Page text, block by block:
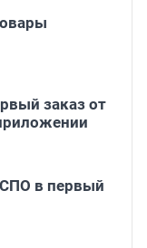
заказ от
в первый